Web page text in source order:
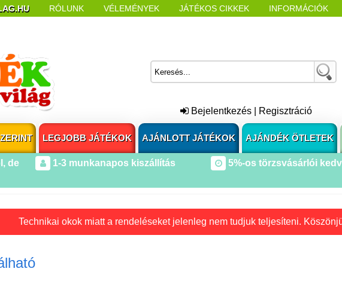
RÓLUNK VÉLEMÉNYEK JÁTÉKOS CIKKEK INFORMÁCIÓK
Bejelentkezés Regisztráció
LEGJOBB JÁTÉKOK AJÁNLOTT JÁTÉKOK AJÁNDÉK ÖTLETEK
de
1-3 munkanapos kiszállítás 5%-os törzsvásárlói
Technikai okok miatt a rendeléseket jelenleg nem tudjuk teljesíteni.